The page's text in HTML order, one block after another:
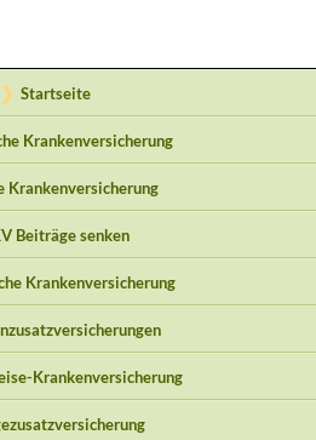
Startseite
Krankenversicherung
Krankenversicherung
Beiträge senken
Krankenversicherung
Krankenversicherung